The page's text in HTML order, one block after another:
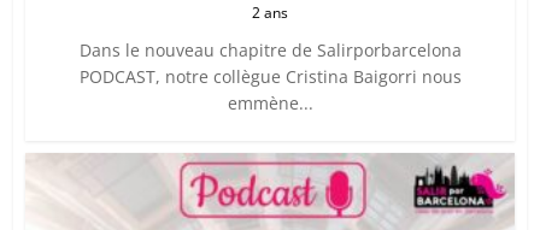
2 ans
Dans le nouveau chapitre de Salirporbarcelona
PODCAST, notre collègue Cristina Baigorri nous
emmène...